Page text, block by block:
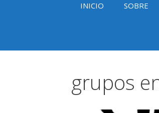
INICIO SOBRE
grupos